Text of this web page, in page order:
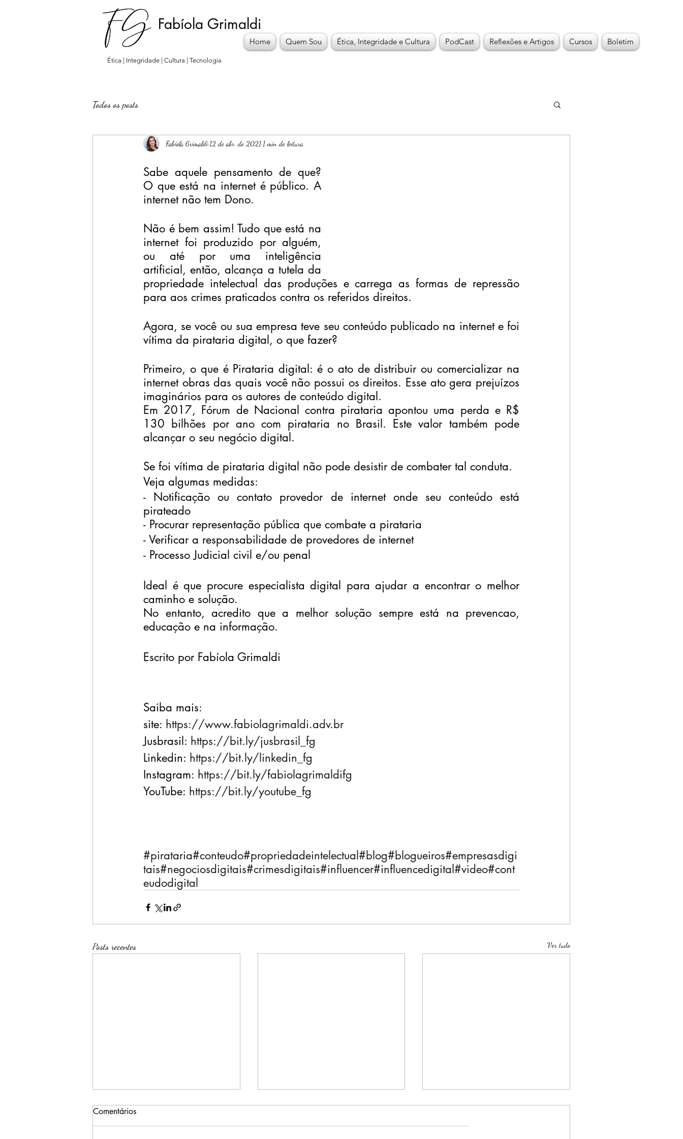
Fabíola Grimaldi
Ética | Integridade | Cultura | Tecnologia
Home Quem Sou Ética, Integridade e Cultura PodCast Reflexões e Artigos Cursos Boletim
Todos os posts
Fabíola Grimaldi 12 de abr. de 2021 1 min de leitura
Sabe aquele pensamento de que?
O que está na internet é público. A
internet não tem Dono.
Não é bem assim! Tudo que está na
internet foi produzido por alguém,
ou até por uma inteligência
artificial, então, alcança a tutela da
propriedade intelectual das produções e carrega as formas de repressão
para aos crimes praticados contra os referidos direitos.
Agora, se você ou sua empresa teve seu conteúdo publicado na internet e foi
vítima da pirataria digital, o que fazer?
Primeiro, o que é Pirataria digital: é o ato de distribuir ou comercializar na
internet obras das quais você não possui os direitos. Esse ato gera prejuízos
imaginários para os autores de conteúdo digital.
Em 2017, Fórum de Nacional contra pirataria apontou uma perda e R$
130 bilhões por ano com pirataria no Brasil. Este valor também pode
alcançar o seu negócio digital.
Se foi vítima de pirataria digital não pode desistir de combater tal conduta.
Veja algumas medidas:
- Notificação ou contato provedor de internet onde seu conteúdo está
pirateado
- Procurar representação pública que combate a pirataria
- Verificar a responsabilidade de provedores de internet
- Processo Judicial civil e/ou penal
Ideal é que procure especialista digital para ajudar a encontrar o melhor
caminho e solução.
No entanto, acredito que a melhor solução sempre está na prevencao,
educação e na informação.
Escrito por Fabíola Grimaldi
Saiba mais:
site: https://www.fabiolagrimaldi.adv.br
Jusbrasil: https://bit.ly/jusbrasil_fg
Linkedin: https://bit.ly/linkedin_fg
Instagram: https://bit.ly/fabiolagrimaldifg
YouTube: https://bit.ly/youtube_fg
#pirataria#conteudo#propriedadeintelectual #blog#blogueiros#empresasdigi
tais#negociosdigitais#crimesdigitais#influencer#influencedigital #video#cont
eudodigital
Posts recentes Ver tudo
Comentários